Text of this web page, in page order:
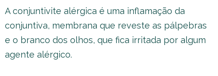
A conjuntivite alérgica é uma inflamação da
conjuntiva, membrana que reveste as pálpebras
e o branco dos olhos, que fica irritada por algum
agente alérgico.